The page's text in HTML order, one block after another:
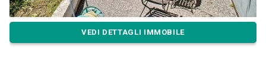
VEDI DETTAGLI IMMOBILE